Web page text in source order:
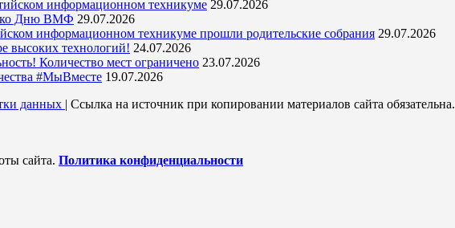
информационном техникуме 29.07.2026
ко Дню ВМФ 29.07.2026
информационном техникуме прошли родительские собрания 29.07.2026
высоких технологий! 24.07.2026
Количество мест ограничено 23.07.2026
#МыВместе 19.07.2026
данных | Ссылка на источник при копировании материалов сайта обязательна.
сайта. Политика конфиденциальности